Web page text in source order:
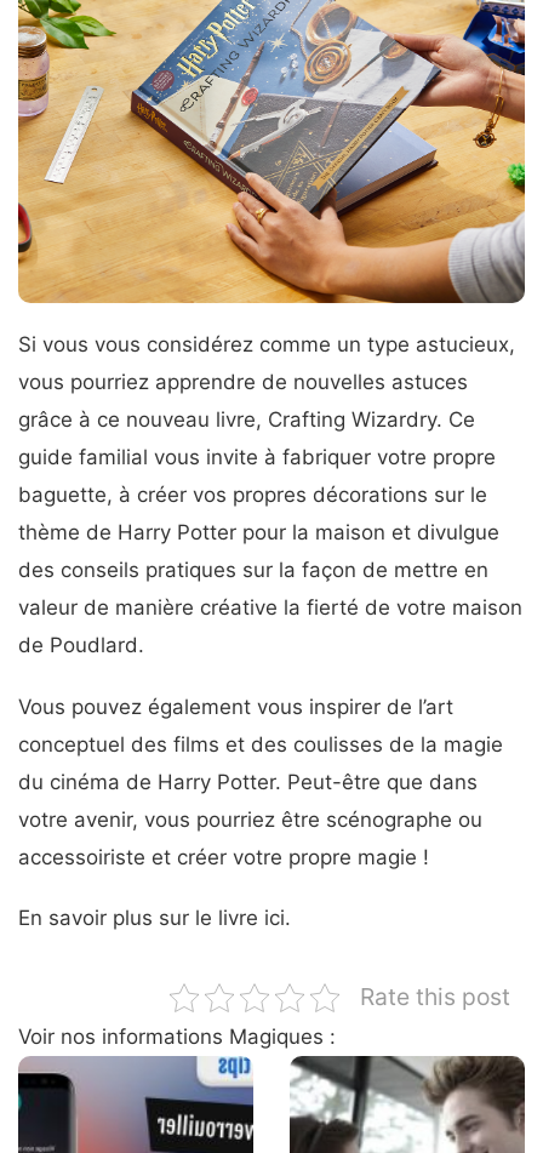
Si vous vous considérez comme un type astucieux,
vous pourriez apprendre de nouvelles astuces
grâce à ce nouveau livre, Crafting Wizardry. Ce
guide familial vous invite à fabriquer votre propre
baguette, à créer vos propres décorations sur le
thème de Harry Potter pour la maison et divulgue
des conseils pratiques sur la façon de mettre en
valeur de manière créative la fierté de votre maison
de Poudlard.
Vous pouvez également vous inspirer de l’art
conceptuel des films et des coulisses de la magie
du cinéma de Harry Potter. Peut-être que dans
votre avenir, vous pourriez être scénographe ou
accessoiriste et créer votre propre magie !
En savoir plus sur le livre ici.
Rate this post
Voir nos informations Magiques :